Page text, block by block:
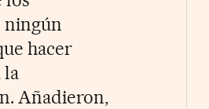
ningún
hacer
la
Añadieron,